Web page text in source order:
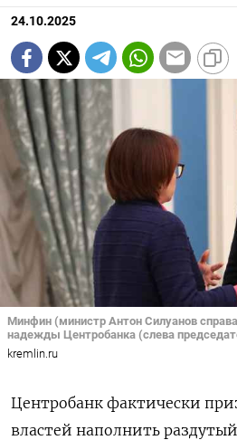
24.10.2025
Минфин (министр Антон Силуанов
надежды Центробанка (слева
kremlin.ru
Центробанк фактически
властей наполнить